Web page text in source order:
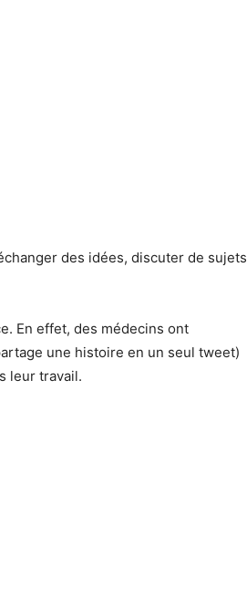
des idées, discuter de sujets
En effet, des médecins ont
une histoire en un seul tweet)
leur travail.